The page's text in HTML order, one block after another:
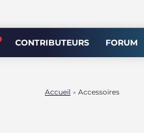
CONTRIBUTEURS FORUM
Accueil > Accessoires